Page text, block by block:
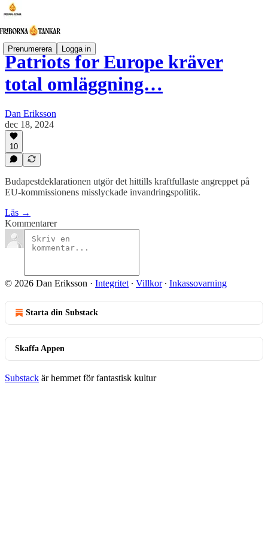
Prenumerera Logga in
Patriots for Europe kräver
total omläggning…
Dan Eriksson
dec 18, 2024
10
Budapestdeklarationen utgör det hittills kraftfullaste angreppet på
EU-kommissionens misslyckade invandringspolitik.
Läs →
Kommentarer
© 2026 Dan Eriksson · Integritet ∙ Villkor∙ Inkassovarning
Starta din Substack
Skaffa Appen
Substack är hemmet för fantastisk kultur